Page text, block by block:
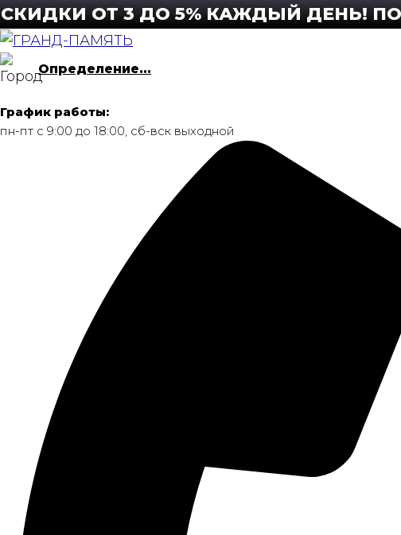
Перейти
к
содержимому
ОТ 3 ДО 5% КАЖДЫЙ ДЕНЬ!
Определение...
График работы:
пн-пт с 9:00 до 18:00, сб-вск выходной